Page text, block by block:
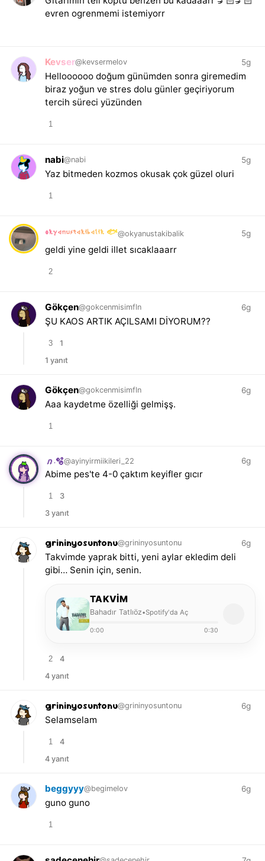
evren ogrenmemi istemiyorr
Kevser@kevsermelov 5g
Helloooooo doğum günümden sonra giremedim
biraz yoğun ve stres dolu günler geçiriyorum
tercih süreci yüzünden
1
nabi@nabi 5g
Yaz bitmeden kozmos okusak çok güzel oluri
1
okyanustakibalik 🐟@okyanustakibalik 5g
geldi yine geldi illet sıcaklaaarr
2
Gökçen@gokcenmisimfln 6g
ŞU KAOS ARTIK AÇILSAMI DİYORUM??
3
1
1 yanıt
Gökçen@gokcenmisimfln 6g
Aaa kaydetme özelliği gelmişş.
1
𝑛.🫧@ayinyirmiikileri_22 6g
Abime pes'te 4-0 çaktım keyifler gıcır
1
3
3 yanıt
grininyosuntonu@grininyosuntonu 6g
Takvimde yaprak bitti, yeni aylar ekledim deli
gibi… Senin için, senin.
TAKVIM
Bahadır Tatlıöz•Spotify'da Aç
0:00 0:30
2
4
4 yanıt
grininyosuntonu@grininyosuntonu 6g
Selamselam
1
4
4 yanıt
beggyyy@begimelov 6g
guno guno
1